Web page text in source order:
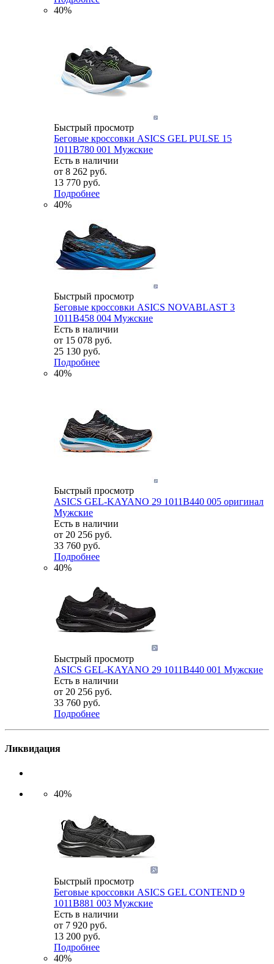
40%
Быстрый просмотр
Беговые кроссовки ASICS GEL PULSE 15
1011B780 001 Мужские
Есть в наличии
от 8 262 руб.
13 770 руб.
Подробнее
40%
Быстрый просмотр
Беговые кроссовки ASICS NOVABLAST 3
1011B458 004 Мужские
Есть в наличии
от 15 078 руб.
25 130 руб.
Подробнее
40%
Быстрый просмотр
ASICS GEL-KAYANO 29 1011B440 005 оригинал
Мужские
Есть в наличии
от 20 256 руб.
33 760 руб.
Подробнее
40%
Быстрый просмотр
ASICS GEL-KAYANO 29 1011B440 001 Мужские
Есть в наличии
от 20 256 руб.
33 760 руб.
Подробнее
Ликвидация
40%
Быстрый просмотр
Беговые кроссовки ASICS GEL CONTEND 9
1011B881 003 Мужские
Есть в наличии
от 7 920 руб.
13 200 руб.
Подробнее
40%